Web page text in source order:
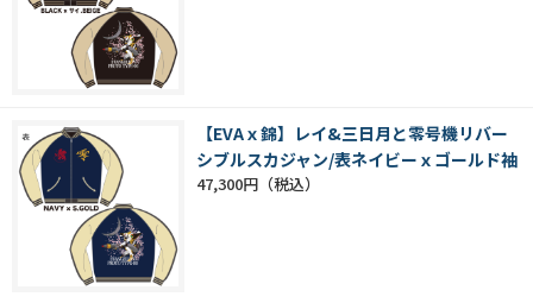
【EVAｘ錦】レイ&三日月と零号機リバー
シブルスカジャン/表ネイビーｘゴールド袖
47,300円